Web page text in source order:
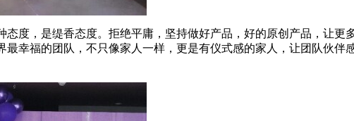
度，是缇香态度。拒绝平庸，坚持做好产品，好的原创产品，让更
幸福的团队，不只像家人一样，更是有仪式感的家人，让团队伙伴